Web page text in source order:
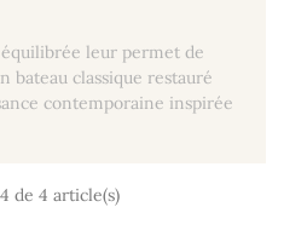
leur permet de
bateau classique restauré
contemporaine inspirée
de 4 article(s)